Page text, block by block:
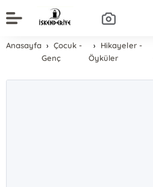
Anasayfa
Çocuk -
Genç
Hikayeler -
Öyküler